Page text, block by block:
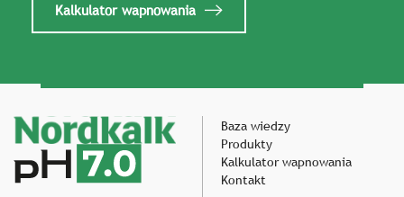
Kalkulator wapnowania
Baza wiedzy
Produkty
Kalkulator wapnowania
Kontakt